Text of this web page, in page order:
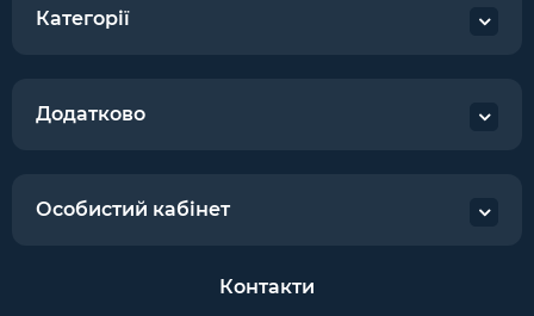
Категорії
Додатково
Особистий кабінет
Контакти